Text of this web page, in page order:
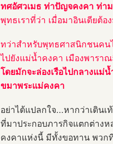
ทศอัศวเมธ ท่าปัญจคงคา ท่า
พุทธเราที่ว่า เมื่อมาอินเดียต้
ทว่าสำหรับพุทธศาสนิกชนคน
ไปยังแม่น้ำคงคา เมืองพารา
โดยมักจะล่องเรือไปกลางแม่
ขมาพระแม่คงคา
อย่าได้แปลกใจ...หากว่าเดิน
ที่มาประกอบภารกิจแตกต่าง
คงคาแห่งนี้ มีทั้งขอทาน พวก